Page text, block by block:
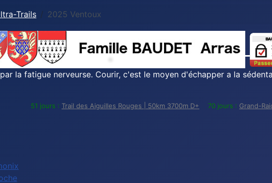
Trails 2025 Ventoux
la fatigue nerveurse. Courir, c'est le moyen d'échapper a la
51 jours : Trail des Aiguilles Rouges | 50km 3700m D+ 70 jours : Grand-